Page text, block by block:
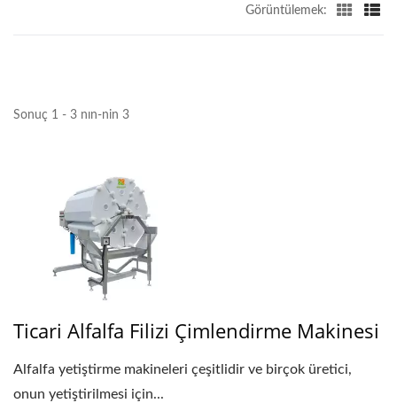
Görüntülemek:
Sonuç 1 - 3 nın-nin 3
Ticari Alfalfa Filizi Çimlendirme Makinesi
Alfalfa yetiştirme makineleri çeşitlidir ve birçok üretici,
onun yetiştirilmesi için...